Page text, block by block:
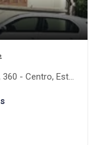
Estância Velha-RS